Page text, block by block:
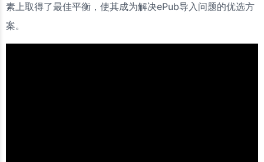
素上取得了最佳平衡，使其成为解决ePub导入问题的优选方
案。